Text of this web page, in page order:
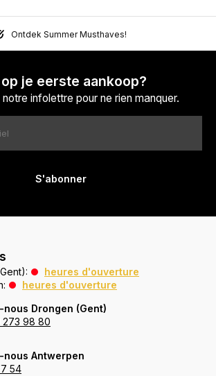
Ontdek Summer Musthaves!
je eerste aankoop?
infolettre pour ne rien manquer.
S'abonner
heures d'ouverture
heures d'ouverture
nous Drongen (Gent)
273 98 80
nous Antwerpen
54